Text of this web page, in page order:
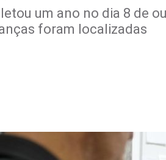
um ano no dia 8 de
foram localizadas